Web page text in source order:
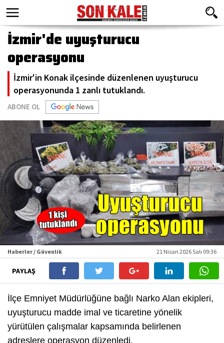
İzmir'de uyuşturucu
operasyonu
İzmir'in Konak ilçesinde düzenlenen uyuşturucu
operasyonunda 1 zanlı tutuklandı.
ABONE OL
Haberler / Güvenlik 21 Nisan 2026 Salı 09:36
PAYLAŞ
İlçe Emniyet Müdürlüğüne bağlı Narko Alan ekipleri,
uyuşturucu madde imal ve ticaretine yönelik
yürütülen çalışmalar kapsamında belirlenen
adreslere operasyon düzenledi.